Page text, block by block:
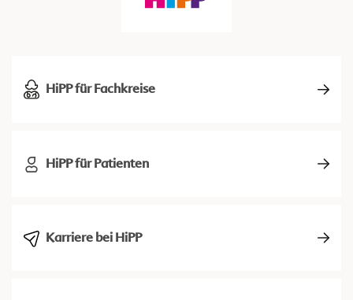
HiPP für Fachkreise
HiPP für Patienten
Karriere bei HiPP